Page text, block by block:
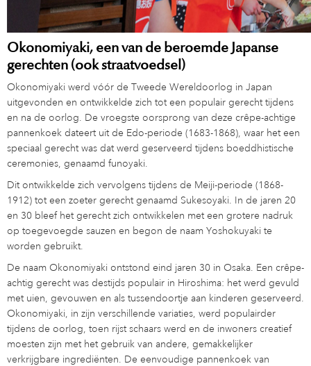
Okonomiyaki, een van de beroemde Japanse
gerechten (ook straatvoedsel)
Okonomiyaki werd vóór de Tweede Wereldoorlog in Japan
uitgevonden en ontwikkelde zich tot een populair gerecht tijdens
en na de oorlog. De vroegste oorsprong van deze crêpe-achtige
pannenkoek dateert uit de Edo-periode (1683-1868), waar het een
speciaal gerecht was dat werd geserveerd tijdens boeddhistische
ceremonies, genaamd funoyaki.
Dit ontwikkelde zich vervolgens tijdens de Meiji-periode (1868-
1912) tot een zoeter gerecht genaamd Sukesoyaki. In de jaren 20
en 30 bleef het gerecht zich ontwikkelen met een grotere nadruk
op toegevoegde sauzen en begon de naam Yoshokuyaki te
worden gebruikt.
De naam Okonomiyaki ontstond eind jaren 30 in Osaka. Een crêpe-
achtig gerecht was destijds populair in Hiroshima: het werd gevuld
met uien, gevouwen en als tussendoortje aan kinderen geserveerd.
Okonomiyaki, in zijn verschillende variaties, werd populairder
tijdens de oorlog, toen rijst schaars werd en de inwoners creatief
moesten zijn met het gebruik van andere, gemakkelijker
verkrijgbare ingrediënten. De eenvoudige pannenkoek van